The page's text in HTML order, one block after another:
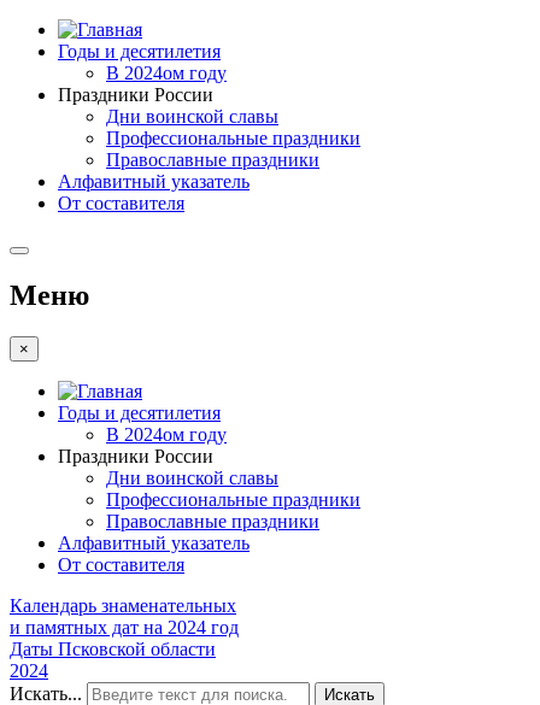
Годы и десятилетия
В 2024ом году
Праздники России
Дни воинской славы
Профессиональные праздники
Православные праздники
Алфавитный указатель
От составителя
Меню
×
Годы и десятилетия
В 2024ом году
Праздники России
Дни воинской славы
Профессиональные праздники
Православные праздники
Алфавитный указатель
От составителя
Календарь знаменательных
и памятных дат на 2024 год
Даты Псковской области
2024
Искать...
Искать